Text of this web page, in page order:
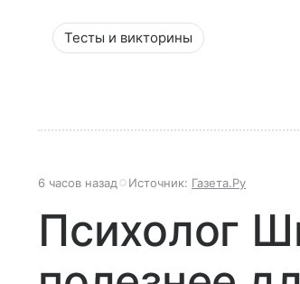
Тесты и викторины
6 часов назад Источник: Газета.Ру
Психолог